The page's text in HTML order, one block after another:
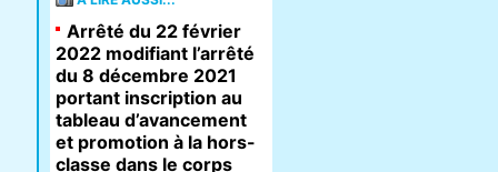
Arrêté du 22 février
2022 modifiant l’arrêté
du 8 décembre 2021
portant inscription au
tableau d’avancement
et promotion à la hors-
classe dans le corps